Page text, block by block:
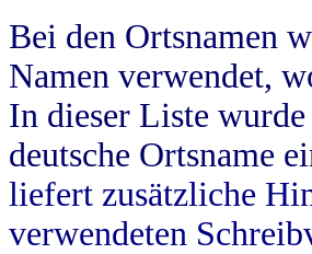
Bei den Ortsnamen
Namen verwendet,
In dieser Liste
deutsche Ortsname
liefert zusätzliche
verwendeten